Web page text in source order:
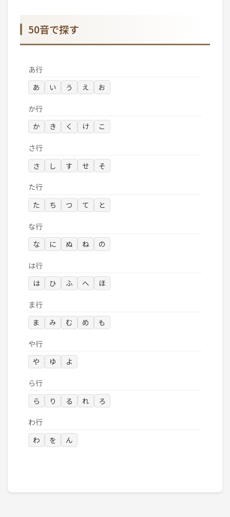
50音で探す
あ行
あ い う え お
か行
か き く け こ
さ行
さ し す せ そ
た行
た ち つ て と
な行
な に ぬ ね の
は行
は ひ ふ へ ほ
ま行
ま み む め も
や行
や ゆ よ
ら行
ら り る れ ろ
わ行
わ を ん